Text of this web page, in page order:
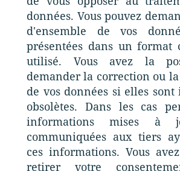
données. Vous pouvez
d'ensemble de vos
présentées dans un format
utilisé. Vous avez la
demander la correction ou
de vos données si elles sont
obsolètes. Dans les cas
informations mises à
communiquées aux tiers
ces informations. Vous
retirer votre